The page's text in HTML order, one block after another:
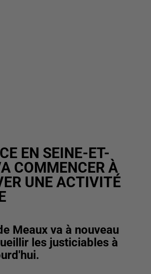
EN SEINE-ET-
COMMENCER À
UNE ACTIVITÉ
Meaux va à nouveau
les justiciables à